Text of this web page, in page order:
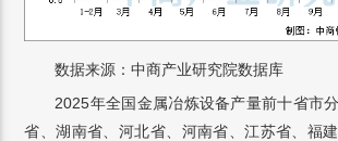
数据来源：中商产业研究院数据库
2025年全国金属冶炼设备产量前十省市
省、湖南省、河北省、河南省、江苏省、福